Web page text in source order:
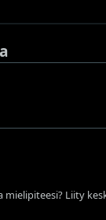
mielipiteesi? Liity